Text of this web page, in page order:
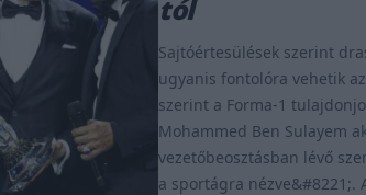
tól
Sajtóértesülések szerint
ugyanis fontolóra vehetik
szerint a Forma-1
Mohammed Ben Sulayem
vezetőbeosztásban lévő
a sportágra